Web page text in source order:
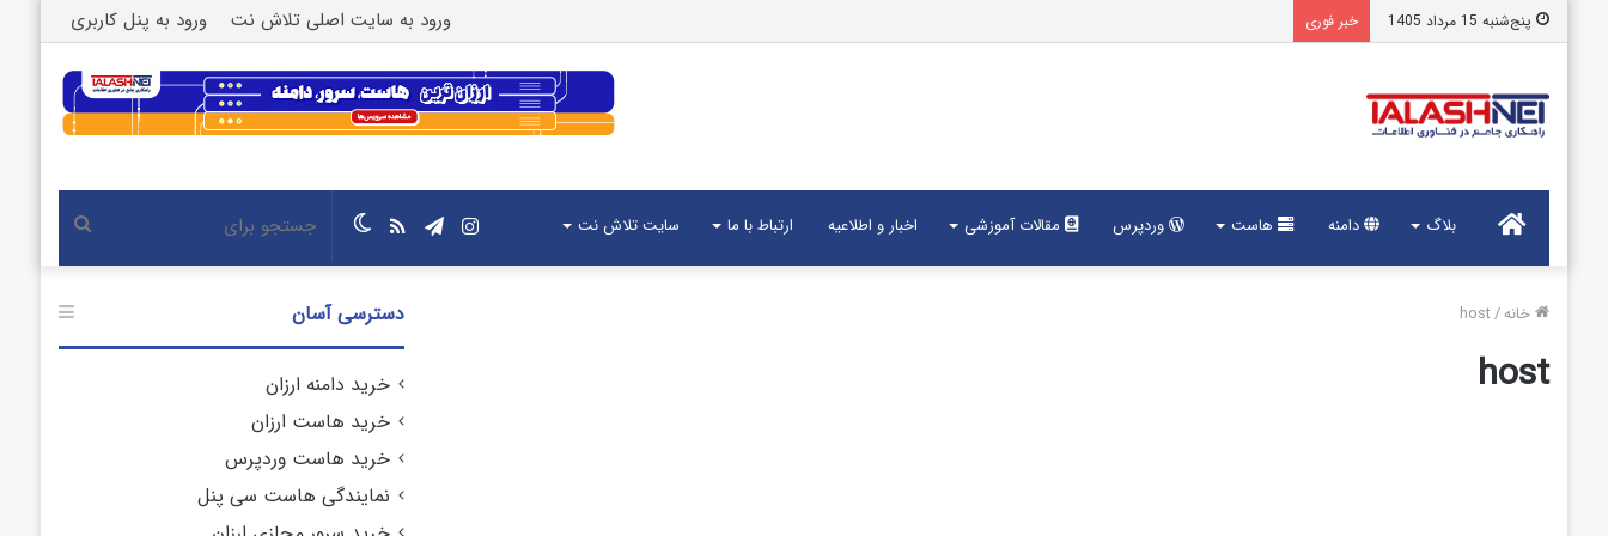
پنج‌شنبه 15 مرداد 1405 خبر فوری ورود به سایت اصلی تلاش نت ورود به پنل کاربری
خانه بلاگ دامنه هاست وردپرس مقالات آموزشی اخبار و اطلاعیه ارتباط با ما سایت تلاش نت جستجو تغییر
پوسته
خوراکتلگرام
اینستاگرام
خانه/
host
host
دسترسی آسان
خرید دامنه ارزان
خرید هاست ارزان
خرید هاست وردپرس
نمایندگی هاست سی پنل